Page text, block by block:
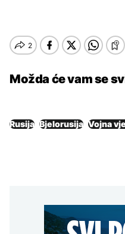
Možda će vam se
Rusija Bjelorusija Vojna